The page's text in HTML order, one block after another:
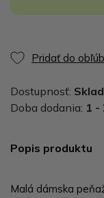
Pridať do
Dostupnosť:
Doba dodania: 1 -
Popis produktu
Malá dámska